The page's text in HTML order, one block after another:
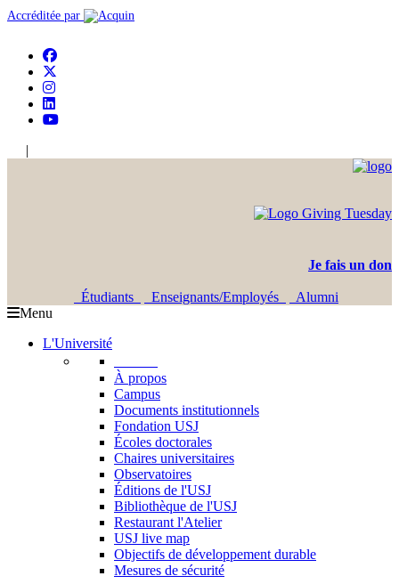
Accréditée par
|
Je fais un don
Étudiants Enseignants/Employés
Alumni
Menu
L'Université
À propos
Campus
Documents institutionnels
Fondation USJ
Écoles doctorales
Chaires universitaires
Observatoires
Éditions de l'USJ
Bibliothèque de l'USJ
Restaurant l'Atelier
USJ live map
Objectifs de développement durable
Mesures de sécurité